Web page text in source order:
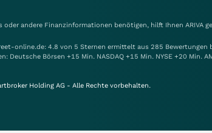
oder andere Finanzinformationen benötigen, hilft Ihnen ARIVA
online.de: 4.8 von 5 Sternen ermittelt aus 285 Bewertungen
Deutsche Börsen +15 Min. NASDAQ +15 Min. NYSE +20 Min.
Holding AG - Alle Rechte vorbehalten.